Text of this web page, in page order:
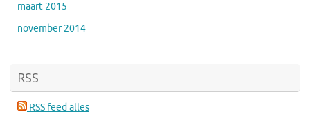
maart 2015
november 2014
RSS
RSS feed alles